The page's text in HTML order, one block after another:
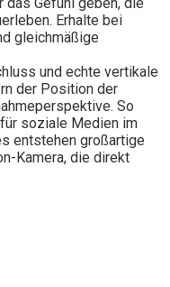
das Gefühl geben, die
Erhalte bei
gleichmäßige
und echte vertikale
der Position der
So
soziale Medien im
entstehen großartige
Kamera, die direkt